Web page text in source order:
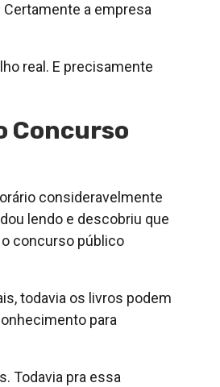
a empresa
real. E precisamente
Concurso
consideravelmente
lendo e descobriu que
concurso público
todavia os livros podem
para
Todavia pra essa